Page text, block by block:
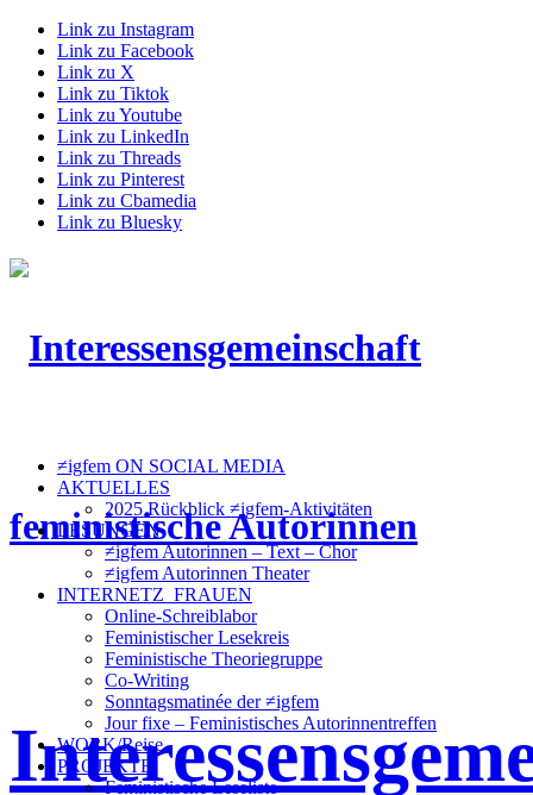
Link zu Instagram
Link zu Facebook
Link zu X
Link zu Tiktok
Link zu Youtube
Link zu LinkedIn
Link zu Threads
Link zu Pinterest
Link zu Cbamedia
Link zu Bluesky
≠igfem ON SOCIAL MEDIA
AKTUELLES
2025 Rückblick ≠igfem-Aktivitäten
LESUNGEN
≠igfem Autorinnen – Text – Chor
≠igfem Autorinnen Theater
INTERNETZ_FRAUEN
Online-Schreiblabor
Feministischer Lesekreis
Feministische Theoriegruppe
Co-Writing
Sonntagsmatinée der ≠igfem
Jour fixe – Feministisches Autorinnentreffen
WORK/Reise
PROJEKTE
Feministische Leseliste